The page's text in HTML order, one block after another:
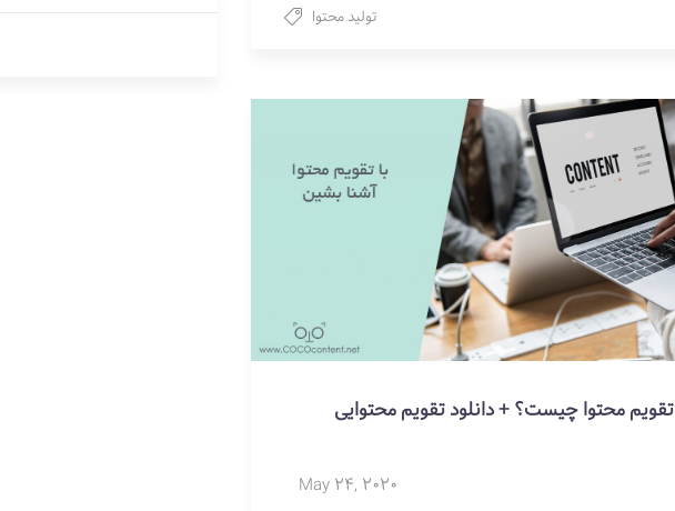
تولید محتوا
تقویم محتوا چیست؟ + دانلود تقویم محتوایی
May 24, 2020